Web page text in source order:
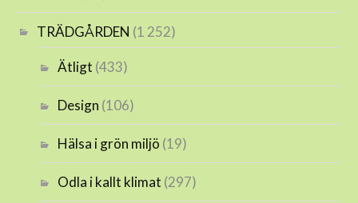
TRÄDGÅRDEN (1 252)
Ätligt (433)
Design (106)
Hälsa i grön miljö (19)
Odla i kallt klimat (297)